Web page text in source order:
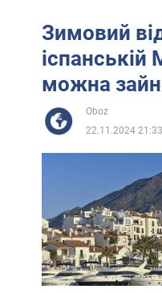
Зимовий
іспанській
можна
Oboz
22.11.2024 21:33